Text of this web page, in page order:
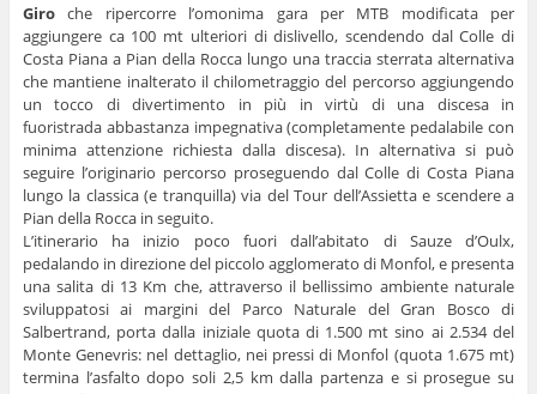
Giroche ripercorre l’omonima gara per MTB modificata per
aggiungere ca 100 mt ulteriori di dislivello, scendendo dal Colle di
Costa Piana a Pian della Rocca lungo una traccia sterrata alternativa
che mantiene inalterato il chilometraggio del percorso aggiungendo
un tocco di divertimento in più in virtù di una discesa in
fuoristrada abbastanza impegnativa (completamente pedalabile con
minima attenzione richiesta dalla discesa). In alternativa si può
seguire l’originario percorso proseguendo dal Colle di Costa Piana
lungo la classica (e tranquilla) via del Tour dell’Assietta e scendere a
Pian della Rocca in seguito.
L’itinerario ha inizio poco fuori dall’abitato di Sauze d’Oulx,
pedalando in direzione del piccolo agglomerato di Monfol, e presenta
una salita di 13 Km che, attraverso il bellissimo ambiente naturale
sviluppatosi ai margini del Parco Naturale del Gran Bosco di
Salbertrand, porta dalla iniziale quota di 1.500 mt sino ai 2.534 del
Monte Genevris: nel dettaglio, nei pressi di Monfol (quota 1.675 mt)
termina l’asfalto dopo soli 2,5 km dalla partenza e si prosegue su